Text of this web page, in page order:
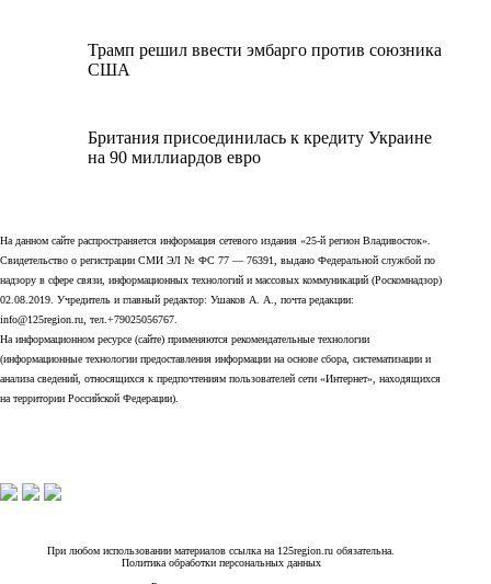
Трамп решил ввести эмбарго против союзника
США
Британия присоединилась к кредиту Украине
на 90 миллиардов евро
На данном сайте распространяется информация сетевого издания «25-й регион Владивосток».
Свидетельство о регистрации СМИ ЭЛ № ФС 77 — 76391, выдано Федеральной службой по
надзору в сфере связи, информационных технологий и массовых коммуникаций (Роскомнадзор)
02.08.2019. Учредитель и главный редактор: Ушаков А. А., почта редакции:
info@125region.ru, тел.+79025056767.
На информационном ресурсе (сайте) применяются рекомендательные технологии
(информационные технологии предоставления информации на основе сбора, систематизации и
анализа сведений, относящихся к предпочтениям пользователей сети «Интернет», находящихся
на территории Российской Федерации).
При любом использовании материалов ссылка на 125region.ru обязательна.
Политика обработки персональных данных